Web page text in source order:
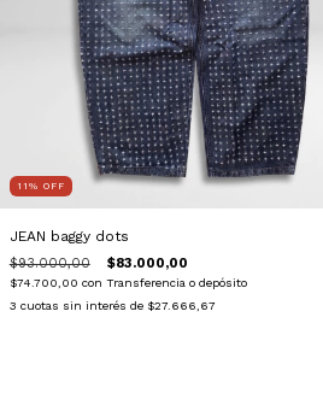
11 % OFF
JEAN baggy dots
$93.000,00 $83.000,00
$74.700,00 con Transferencia o depósito
3 cuotas sin interés de $27.666,67